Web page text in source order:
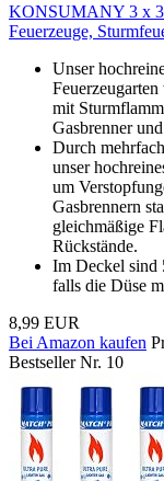
KONSUMANY 3 x
Feuerzeuge,
Unser
mit
Gasbrenner
Durch
unser
um
Gasbrennern
gleichmäßige
Rückstände.
Im Deckel sind
falls die Düse
8,99 EUR
Bei Amazon kaufen
Bestseller Nr. 10